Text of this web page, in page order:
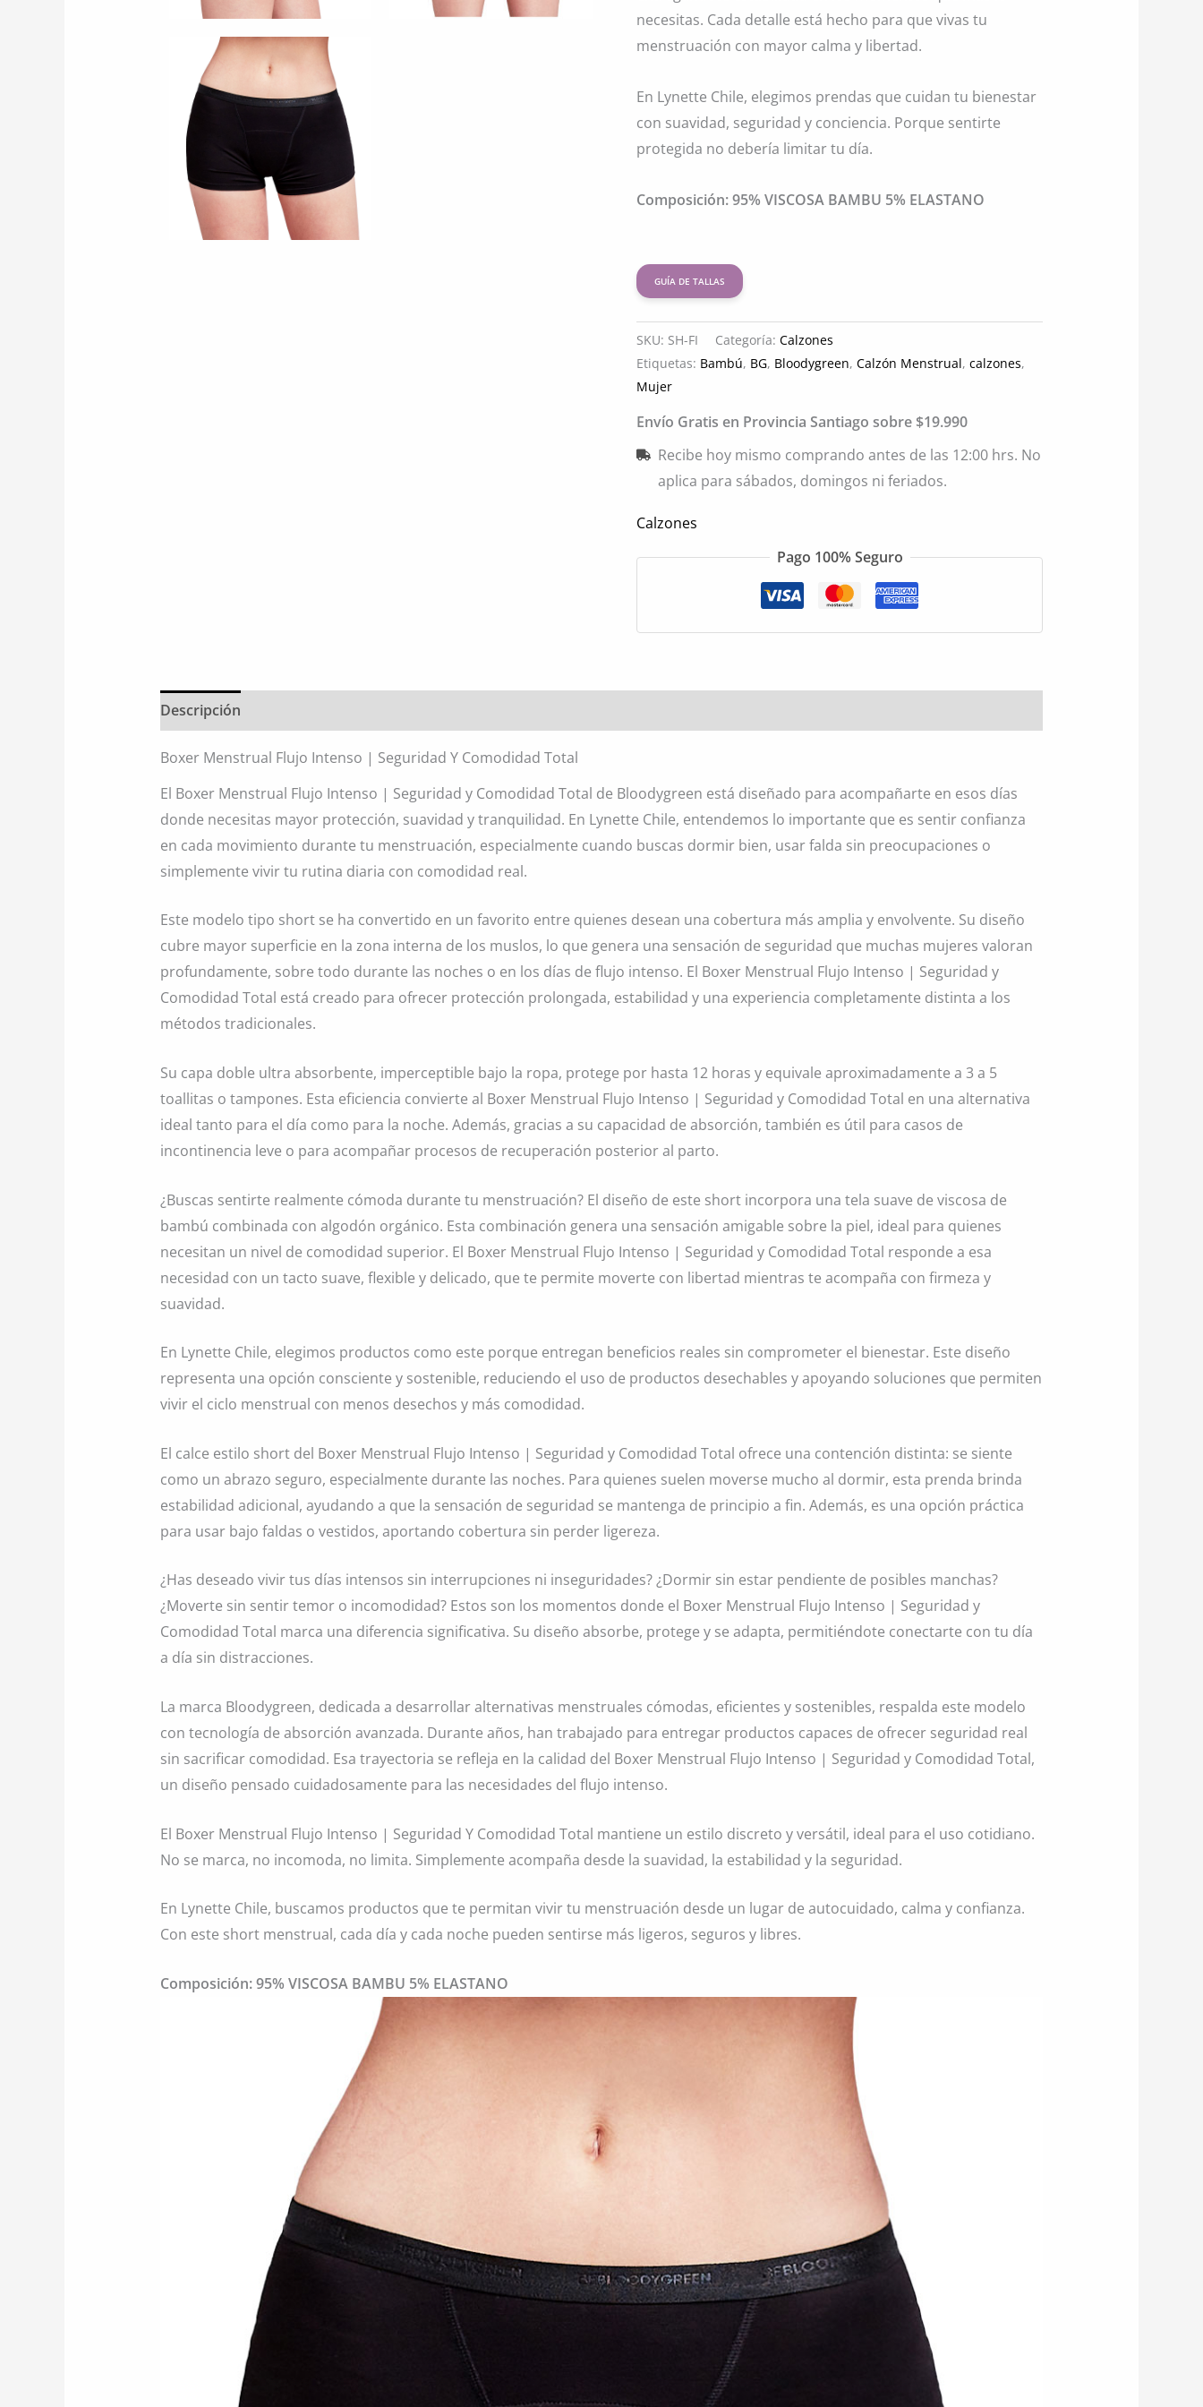
necesitas. Cada detalle está hecho para que vivas tu
menstruación con mayor calma y libertad.
En Lynette Chile, elegimos prendas que cuidan tu bienestar
con suavidad, seguridad y conciencia. Porque sentirte
protegida no debería limitar tu día.
Composición: 95% VISCOSA BAMBU 5% ELASTANO
GUÍA DE TALLAS
SKU: SH-FI Categoría:Calzones
Etiquetas: Bambú, BG, Bloodygreen,Calzón Menstrual,calzones,
Mujer
Envío Gratis en Provincia Santiago sobre $19.990
Recibe hoy mismo comprando antes de las 12:00 hrs. No
aplica para sábados, domingos ni feriados.
Calzones
Pago 100% Seguro
Descripción
Boxer Menstrual Flujo Intenso | Seguridad Y Comodidad Total
El Boxer Menstrual Flujo Intenso | Seguridad y Comodidad Total de Bloodygreen está diseñado para acompañarte en esos días
donde necesitas mayor protección, suavidad y tranquilidad. En Lynette Chile, entendemos lo importante que es sentir confianza
en cada movimiento durante tu menstruación, especialmente cuando buscas dormir bien, usar falda sin preocupaciones o
simplemente vivir tu rutina diaria con comodidad real.
Este modelo tipo short se ha convertido en un favorito entre quienes desean una cobertura más amplia y envolvente. Su diseño
cubre mayor superficie en la zona interna de los muslos, lo que genera una sensación de seguridad que muchas mujeres valoran
profundamente, sobre todo durante las noches o en los días de flujo intenso. El Boxer Menstrual Flujo Intenso | Seguridad y
Comodidad Total está creado para ofrecer protección prolongada, estabilidad y una experiencia completamente distinta a los
métodos tradicionales.
Su capa doble ultra absorbente, imperceptible bajo la ropa, protege por hasta 12 horas y equivale aproximadamente a 3 a 5
toallitas o tampones. Esta eficiencia convierte al Boxer Menstrual Flujo Intenso | Seguridad y Comodidad Total en una alternativa
ideal tanto para el día como para la noche. Además, gracias a su capacidad de absorción, también es útil para casos de
incontinencia leve o para acompañar procesos de recuperación posterior al parto.
¿Buscas sentirte realmente cómoda durante tu menstruación? El diseño de este short incorpora una tela suave de viscosa de
bambú combinada con algodón orgánico. Esta combinación genera una sensación amigable sobre la piel, ideal para quienes
necesitan un nivel de comodidad superior. El Boxer Menstrual Flujo Intenso | Seguridad y Comodidad Total responde a esa
necesidad con un tacto suave, flexible y delicado, que te permite moverte con libertad mientras te acompaña con firmeza y
suavidad.
En Lynette Chile, elegimos productos como este porque entregan beneficios reales sin comprometer el bienestar. Este diseño
representa una opción consciente y sostenible, reduciendo el uso de productos desechables y apoyando soluciones que permiten
vivir el ciclo menstrual con menos desechos y más comodidad.
El calce estilo short del Boxer Menstrual Flujo Intenso | Seguridad y Comodidad Total ofrece una contención distinta: se siente
como un abrazo seguro, especialmente durante las noches. Para quienes suelen moverse mucho al dormir, esta prenda brinda
estabilidad adicional, ayudando a que la sensación de seguridad se mantenga de principio a fin. Además, es una opción práctica
para usar bajo faldas o vestidos, aportando cobertura sin perder ligereza.
¿Has deseado vivir tus días intensos sin interrupciones ni inseguridades? ¿Dormir sin estar pendiente de posibles manchas?
¿Moverte sin sentir temor o incomodidad? Estos son los momentos donde el Boxer Menstrual Flujo Intenso | Seguridad y
Comodidad Total marca una diferencia significativa. Su diseño absorbe, protege y se adapta, permitiéndote conectarte con tu día
a día sin distracciones.
La marca Bloodygreen, dedicada a desarrollar alternativas menstruales cómodas, eficientes y sostenibles, respalda este modelo
con tecnología de absorción avanzada. Durante años, han trabajado para entregar productos capaces de ofrecer seguridad real
sin sacrificar comodidad. Esa trayectoria se refleja en la calidad del Boxer Menstrual Flujo Intenso | Seguridad y Comodidad Total,
un diseño pensado cuidadosamente para las necesidades del flujo intenso.
El Boxer Menstrual Flujo Intenso | Seguridad Y Comodidad Total mantiene un estilo discreto y versátil, ideal para el uso cotidiano.
No se marca, no incomoda, no limita. Simplemente acompaña desde la suavidad, la estabilidad y la seguridad.
En Lynette Chile, buscamos productos que te permitan vivir tu menstruación desde un lugar de autocuidado, calma y confianza.
Con este short menstrual, cada día y cada noche pueden sentirse más ligeros, seguros y libres.
Composición: 95% VISCOSA BAMBU 5% ELASTANO